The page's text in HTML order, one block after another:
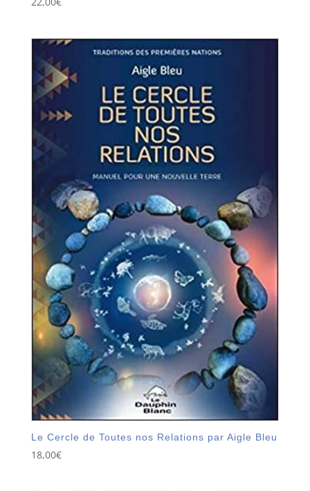
Le Cercle de Toutes nos Relations par Aigle Bleu
18,00€